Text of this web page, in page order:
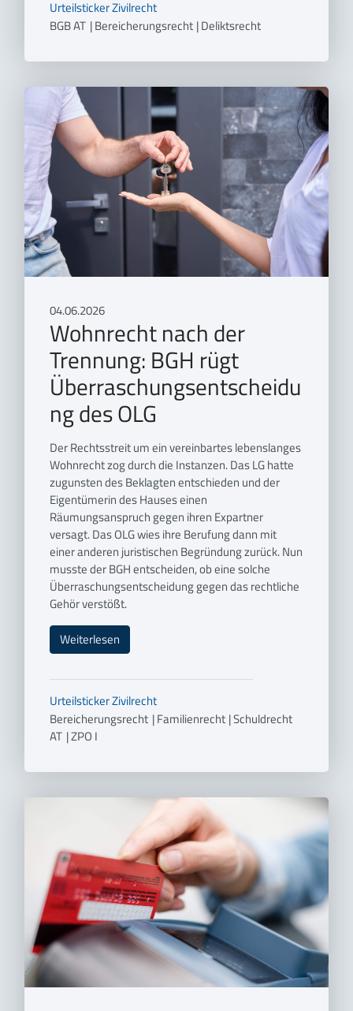
UrteilstickerZivilrecht
BGB AT |Bereicherungsrecht |Deliktsrecht
04.06.2026
Wohnrecht nach der
Trennung: BGH rügt
Überraschungsentscheidu
ng des OLG
Der Rechtsstreit um ein vereinbartes lebenslanges
Wohnrecht zog durch die Instanzen. Das LG hatte
zugunsten des Beklagten entschieden und der
Eigentümerin des Hauses einen
Räumungsanspruch gegen ihren Expartner
versagt. Das OLG wies ihre Berufung dann mit
einer anderen juristischen Begründung zurück. Nun
musste der BGH entscheiden, ob eine solche
Überraschungsentscheidung gegen das rechtliche
Gehör verstößt.
Weiterlesen
UrteilstickerZivilrecht
Bereicherungsrecht |Familienrecht |Schuldrecht
AT |ZPO I